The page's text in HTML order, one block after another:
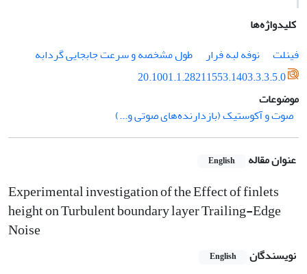
کلیدواژه‌ها
فینلت
نوفه لبه فرار
طول مشخصه و سرعت جابجایی گردابه
20.1001.1.28211553.1403.3.3.5.0
موضوعات
صوت و آکوستیک (بازدارنده‌های صوتی و...)
عنوان مقاله English
Experimental investigation of the Effect of finlets
height on Turbulent boundary layer Trailing-Edge
Noise
نویسندگان English